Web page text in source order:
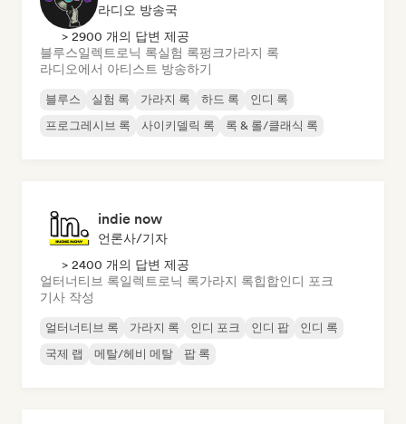
라디오 방송국
> 2900 개의 답변 제공
블루스일렉트로닉 록실험 록펑크가라지 록
라디오에서 아티스트 방송하기
블루스 실험 록 가라지 록 하드 록
인디 록
프로그레시브 록
사이키델릭 록 록 & 롤/클래식 록
indie now
언론사/기자
> 2400 개의 답변 제공
얼터너티브 록일렉트로닉 록가라지 록힙합인디 포크
기사 작성
얼터너티브 록 가라지 록 인디 포크 인디 팝
인디 록
국제 랩
메탈/헤비 메탈 팝 록